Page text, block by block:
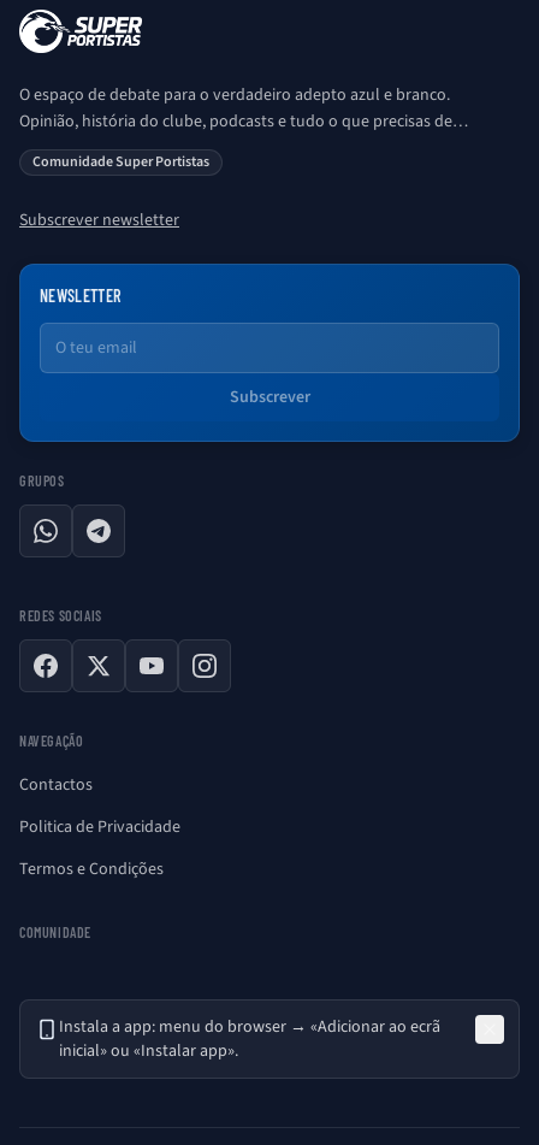
O espaço de debate para o verdadeiro adepto azul e branco.
Opinião, história do clube, podcasts e tudo o que precisas de
saber sobre o universo Porto. Ser Porto é aqui!
Comunidade Super Portistas
Subscrever newsletter
NEWSLETTER
Email
Subscrever
GRUPOS
WhatsAppTelegram
REDES SOCIAIS
Facebook
X YouTubeInstagram
NAVEGAÇÃO
Contactos
Politica de Privacidade
Termos e Condições
COMUNIDADE
Instala a app: menu do browser → «Adicionar ao ecrã
inicial» ou «Instalar app».